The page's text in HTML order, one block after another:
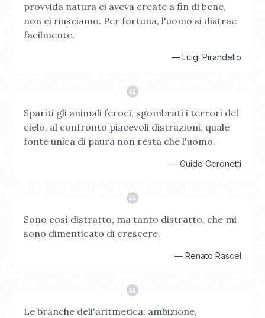
provvida natura ci aveva create a fin di bene,
non ci riusciamo. Per fortuna, l'uomo si distrae
facilmente.
— Luigi Pirandello
Spariti gli animali feroci, sgombrati i terrori del
cielo, al confronto piacevoli distrazioni, quale
fonte unica di paura non resta che l'uomo.
— Guido Ceronetti
Sono così distratto, ma tanto distratto, che mi
sono dimenticato di crescere.
— Renato Rascel
Le branche dell'aritmetica: ambizione,